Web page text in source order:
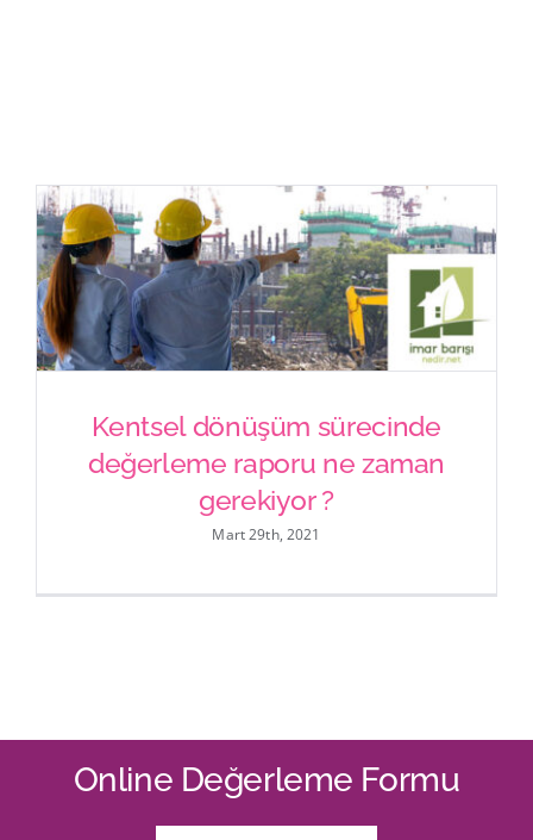
Kentsel dönüşüm sürecinde
değerleme raporu ne zaman
gerekiyor ?
Kentsel dönüşüm sürecinde
değerleme raporu ne zaman
gerekiyor ?
Mart 29th, 2021
Online Değerleme Formu